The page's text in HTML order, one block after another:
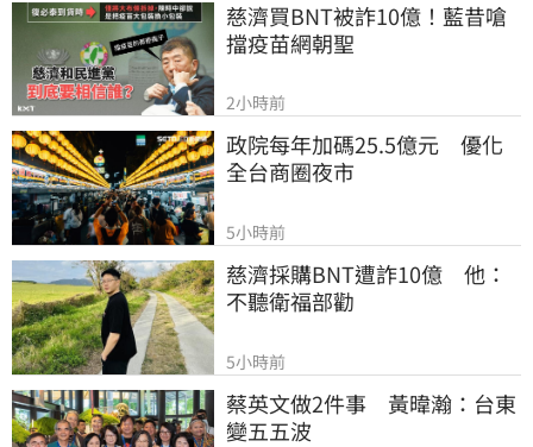
慈濟買BNT被詐10億！藍昔嗆
擋疫苗網朝聖
2小時前
政院每年加碼25.5億元　優化
全台商圈夜市
5小時前
慈濟採購BNT遭詐10億　他：
不聽衛福部勸
5小時前
蔡英文做2件事　黃暐瀚：台東
變五五波